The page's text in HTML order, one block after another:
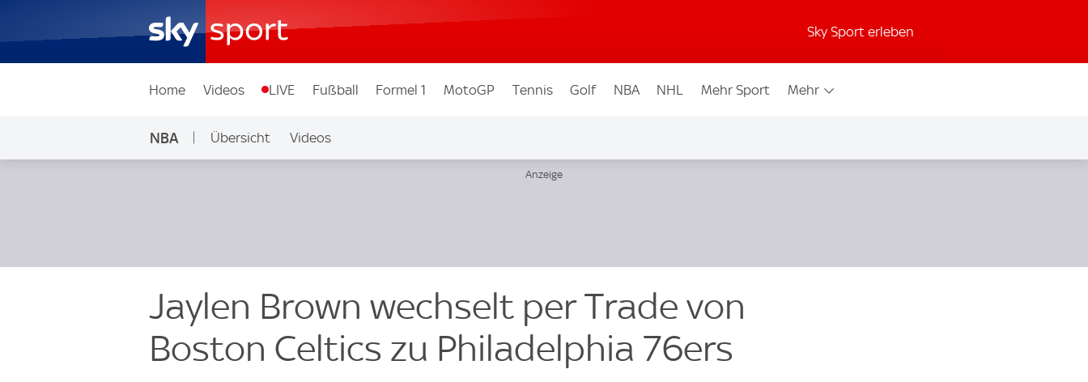
Sky Sport erleben
Home Videos LIVE Fußball Formel 1 MotoGP Tennis Golf NBA NHL Mehr Sport Mehr
NBA Übersicht Videos
Jaylen Brown wechselt per Trade von
Boston Celtics zu Philadelphia 76ers